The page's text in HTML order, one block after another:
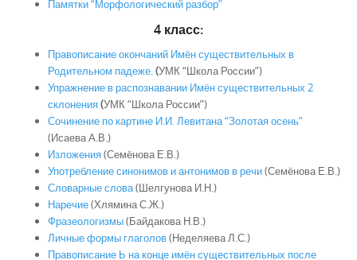
Памятки “Морфологический разбор”
4 класс:
Правописание окончаний Имён существительных в
Родительном падеже.(УМК “Школа России”)
Упражнение в распознавании Имён существительных 2
склонения(УМК “Школа России”)
Сочинение по картине И.И. Левитана “Золотая осень”
(Исаева А.В.)
Изложения(Семёнова Е.В.)
Употребление синонимов и антонимов в речи(Семёнова Е.В.)
Словарные слова(Шелгунова И.Н.)
Наречие(Хлямина С.Ж.)
Фразеологизмы(Байдакова Н.В.)
Личные формы глаголов(Неделяева Л.С.)
Правописание Ь на конце имён существительных после